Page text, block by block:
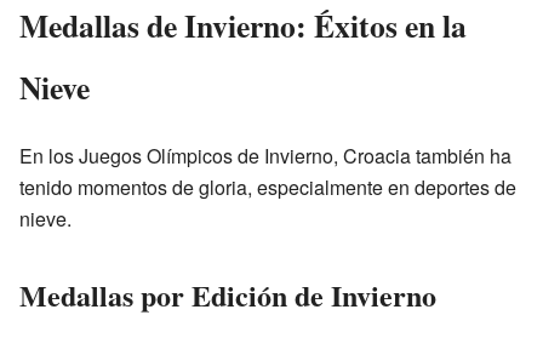
Medallas de Invierno: Éxitos en la
Nieve
En los Juegos Olímpicos de Invierno, Croacia también ha
tenido momentos de gloria, especialmente en deportes de
nieve.
Medallas por Edición de Invierno